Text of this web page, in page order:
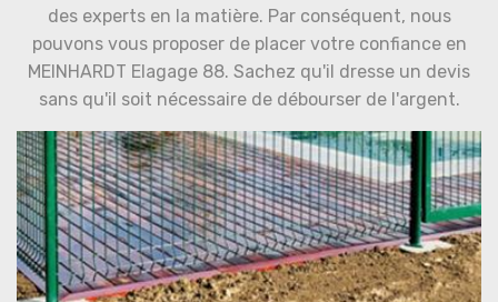
des experts en la matière. Par conséquent, nous
pouvons vous proposer de placer votre confiance en
MEINHARDT Elagage 88. Sachez qu'il dresse un devis
sans qu'il soit nécessaire de débourser de l'argent.